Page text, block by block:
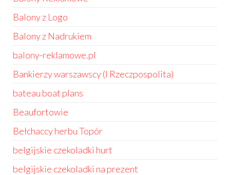
Balony z Logo
Balony z Nadrukiem
balony-reklamowe.pl
Bankierzy warszawscy (I Rzeczpospolita)
bateau boat plans
Beaufortowie
Bełchaccy herbu Topór
belgijskie czekoladki hurt
belgijskie czekoladki na prezent